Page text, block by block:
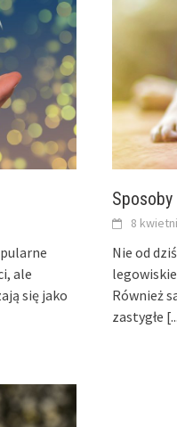
ale
się jako
8
Nie od
Również
zastygłe